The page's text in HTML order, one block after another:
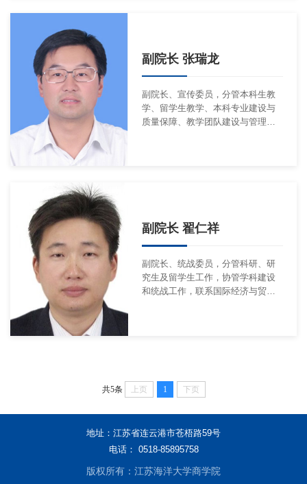
副院长 张瑞龙
副院长、宣传委员，分管本科生教
学、留学生教学、本科专业建设与
质量保障、教学团队建设与管理、
副院长 翟仁祥
副院长、统战委员，分管科研、研
究生及留学生工作，协管学科建设
和统战工作，联系国际经济与贸易
共5条 上页 1 下页
地址：江苏省连云港市苍梧路59号
电话： 0518-85895758
版权所有：江苏海洋大学商学院